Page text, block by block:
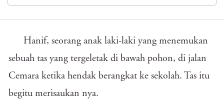
Hanif, seorang anak laki-laki yang menemukan
sebuah tas yang tergeletak di bawah pohon, di jalan
Cemara ketika hendak berangkat ke sekolah. Tas itu
begitu merisaukan nya.